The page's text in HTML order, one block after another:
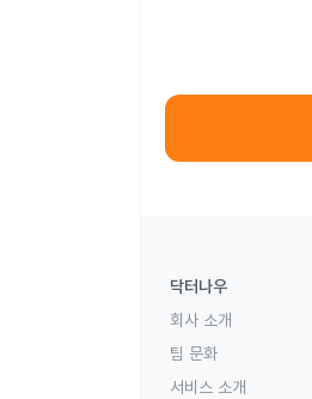
닥터나우
회사 소개
팀 문화
서비스 소개